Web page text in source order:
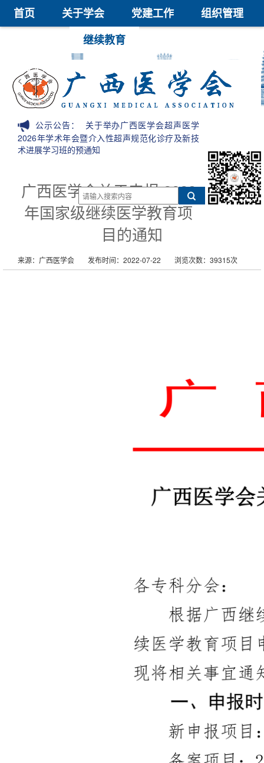
首页 关于学会 党建工作
组织管理
继续教育
医学科技奖
信息公开
公示公告： 关于举办广西医学会超声医学
2026年学术年会暨介入性超声规范化诊疗及新技
术进展学习班的预通知
广西医学会关于申报 2023
年国家级继续医学教育项
目的通知
来源：广西医学会 发布时间：2022-07-22 浏览次数：39315次